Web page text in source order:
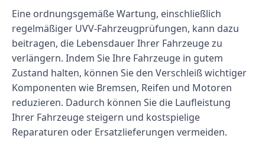
Eine ordnungsgemäße Wartung, einschließlich
regelmäßiger UVV-Fahrzeugprüfungen, kann dazu
beitragen, die Lebensdauer Ihrer Fahrzeuge zu
verlängern. Indem Sie Ihre Fahrzeuge in gutem
Zustand halten, können Sie den Verschleiß wichtiger
Komponenten wie Bremsen, Reifen und Motoren
reduzieren. Dadurch können Sie die Laufleistung
Ihrer Fahrzeuge steigern und kostspielige
Reparaturen oder Ersatzlieferungen vermeiden.